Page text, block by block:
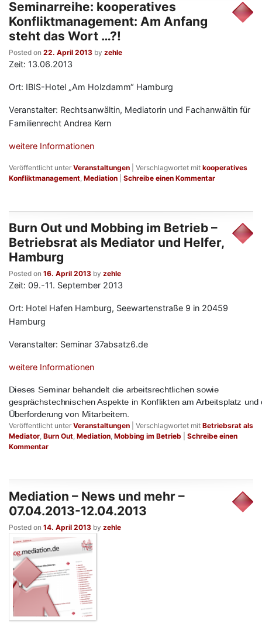
Seminarreihe: kooperatives
Konfliktmanagement: Am Anfang
steht das Wort …?!
Posted on 22. April 2013 by zehle
Zeit: 13.06.2013
Ort: IBIS-Hotel „Am Holzdamm“ Hamburg
Veranstalter: Rechtsanwältin, Mediatorin und Fachanwältin für
Familienrecht Andrea Kern
weitere Informationen
Veröffentlicht unter Veranstaltungen Verschlagwortet mit kooperatives
Konfliktmanagement Mediation Schreibe einen Kommentar
Burn Out und Mobbing im Betrieb –
Betriebsrat als Mediator und Helfer,
Hamburg
Posted on 16. April 2013 by zehle
Zeit: 09.-11. September 2013
Ort: Hotel Hafen Hamburg, Seewartenstraße 9 in 20459
Hamburg
Veranstalter: Seminar 37absatz6.de
weitere Informationen
Dieses Seminar behandelt die arbeitsrechtlichen sowie
gesprächstechnischen Aspekte in Konflikten am Arbeitsplatz und
Überforderung von Mitarbeitern.
Veröffentlicht unter Veranstaltungen Verschlagwortet mit Betriebsrat als
Mediator Burn Out Mediation Mobbing im Betrieb
Schreibe einen
Kommentar
Mediation – News und mehr –
07.04.2013-12.04.2013
Posted on 14. April 2013 by zehle